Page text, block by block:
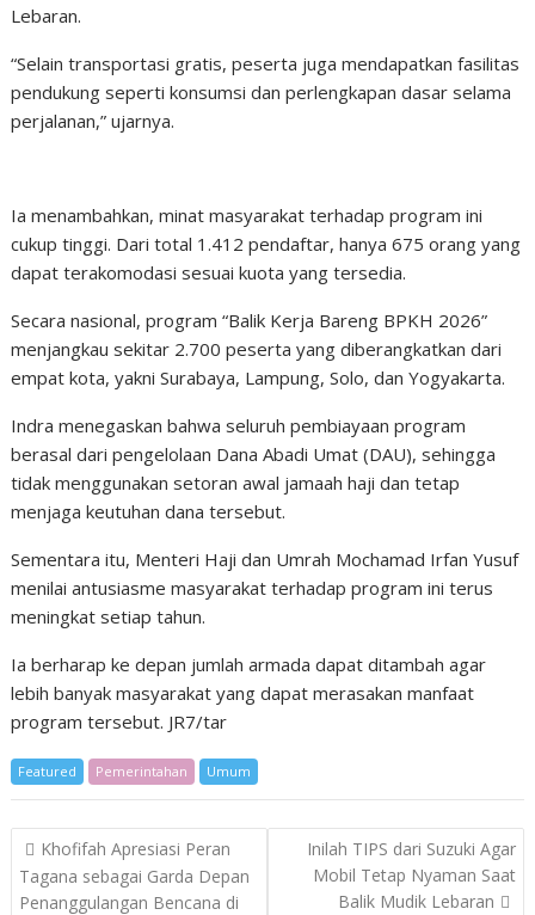
Lebaran.
“Selain transportasi gratis, peserta juga mendapatkan fasilitas
pendukung seperti konsumsi dan perlengkapan dasar selama
perjalanan,” ujarnya.
Ia menambahkan, minat masyarakat terhadap program ini
cukup tinggi. Dari total 1.412 pendaftar, hanya 675 orang yang
dapat terakomodasi sesuai kuota yang tersedia.
Secara nasional, program “Balik Kerja Bareng BPKH 2026”
menjangkau sekitar 2.700 peserta yang diberangkatkan dari
empat kota, yakni Surabaya, Lampung, Solo, dan Yogyakarta.
Indra menegaskan bahwa seluruh pembiayaan program
berasal dari pengelolaan Dana Abadi Umat (DAU), sehingga
tidak menggunakan setoran awal jamaah haji dan tetap
menjaga keutuhan dana tersebut.
Sementara itu, Menteri Haji dan Umrah Mochamad Irfan Yusuf
menilai antusiasme masyarakat terhadap program ini terus
meningkat setiap tahun.
Ia berharap ke depan jumlah armada dapat ditambah agar
lebih banyak masyarakat yang dapat merasakan manfaat
program tersebut. JR7/tar
Featured Pemerintahan Umum
Post
navigation
Khofifah Apresiasi Peran
Tagana sebagai Garda Depan
Penanggulangan Bencana di
Inilah TIPS dari Suzuki Agar
Mobil Tetap Nyaman Saat
Balik Mudik Lebaran